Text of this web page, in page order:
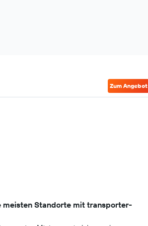
Zum Angebot
Standorte mit transporter-